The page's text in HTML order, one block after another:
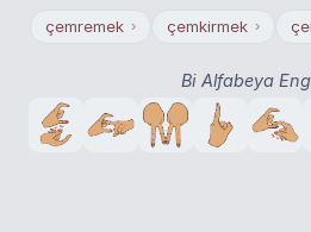
çemremek › çemkirmek ›
Bi Alfabeya